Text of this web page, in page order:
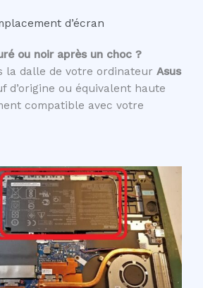
d’écran
ou noir après un choc ?
la dalle de votre ordinateur Asus
d’origine ou équivalent haute
compatible avec votre